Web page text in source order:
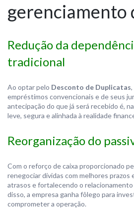
gerenciamento
Redução da
tradicional
Ao optar pelo Desconto de Duplicatas
empréstimos convencionais e de seus
antecipação do que já será recebido é,
leve, segura e alinhada à realidade
Reorganização do
Com o reforço de caixa proporcionado
renegociar dívidas com melhores prazos
atrasos e fortalecendo o
disso, a empresa ganha fôlego para
comprometer a operação.